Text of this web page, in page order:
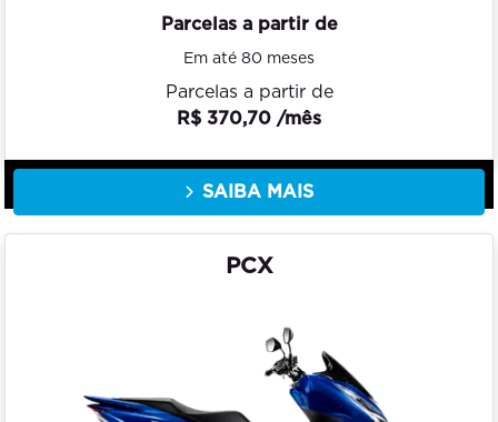
Parcelas a partir de
Em até 80 meses
Parcelas a partir de
R$ 370,70 /mês
SAIBA MAIS
PCX